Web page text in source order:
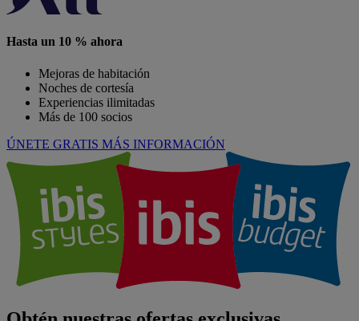
Hasta un 10 % ahora
Mejoras de habitación
Noches de cortesía
Experiencias ilimitadas
Más de 100 socios
ÚNETE GRATIS MÁS INFORMACIÓN